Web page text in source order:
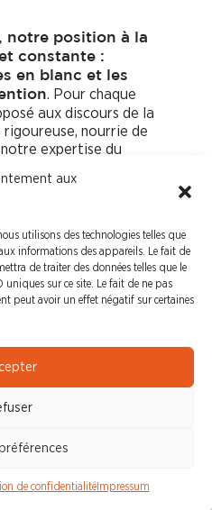
aux
utilisons des technologies telles que
informations des appareils. Le fait de
de traiter des données telles que le
sur ce site. Le fait de ne pas
peut avoir un effet négatif sur certaines
de confidentialitéImpressum
notre position à la
constante :
en blanc et les
. Pour chaque
aux discours de la
nourrie de
expertise du
limitée à la critique.
pour
projets, vos élus
représentants du
essentiel.Ces
pour la Recherche,
de quantifier les
des
et argumentées.
lequel nous appuierons
pour nos